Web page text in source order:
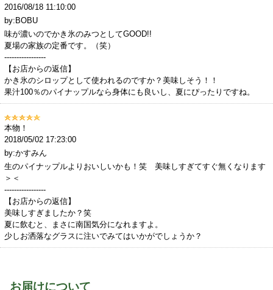
2016/08/18 11:10:00
by:BOBU
味が濃いのでかき氷のみつとしてGOOD!!
夏場の家族の定番です。（笑）
-----------------
【お店からの返信】
かき氷のシロップとして使われるのですか？美味しそう！！
果汁100％のパイナップルなら身体にも良いし、夏にぴったりですね。
本物！
2018/05/02 17:23:00
by:かすみん
生のパイナップルよりおいしいかも！笑 美味しすぎてすぐ無くなります
＞＜
-----------------
【お店からの返信】
美味しすぎましたか？笑
夏に飲むと、まさに南国気分になれますよ。
少しお洒落なグラスに注いでみてはいかがでしょうか？